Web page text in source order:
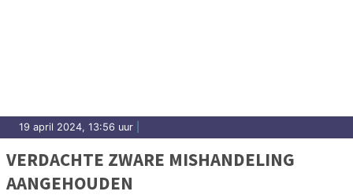
19 april 2024, 13:56 uur
VERDACHTE ZWARE MISHANDELING
AANGEHOUDEN